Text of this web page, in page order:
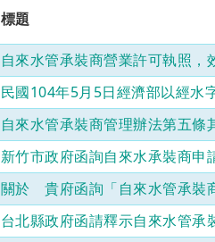
標題
自來水管承裝商營業許可執照，
民國104年5月5日經濟部以經水
自來水管承裝商管理辦法第五
新竹市政府函詢自來水承裝商申
關於 貴府函詢「自來水管承裝
台北縣政府函請釋示自來水管承